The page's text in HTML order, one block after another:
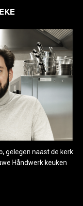
gelegen naast de kerk
Håndwerk keuken